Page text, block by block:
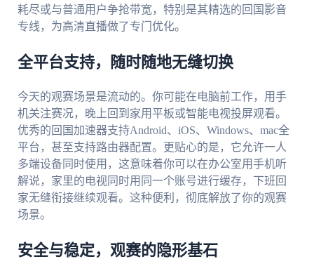
耗尽或与普通用户争抢带宽，特别是其精选的回国影音
专线，为高清直播做了专门优化。
全平台支持，随时随地无缝切换
今天的观赛场景是流动的。你可能在电脑前工作，用手
机关注赛况，晚上回到家用平板或智能电视投屏观看。
优秀的回国加速器支持Android、iOS、Windows、mac全
平台，甚至支持路由器配置。更贴心的是，它允许一人
多端设备同时使用，这意味着你可以在办公室用手机听
解说，家里的电视同时用同一个账号进行缓存，下班回
家无缝衔接继续观看。这种便利，彻底解放了你的观赛
场景。
安全与稳定，观赛的隐形基石